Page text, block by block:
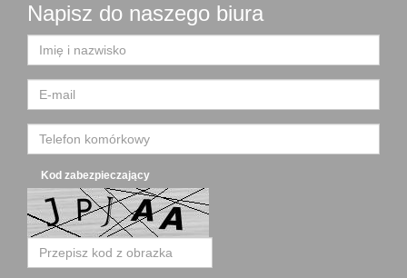
Napisz do naszego biura
Kod zabezpieczający